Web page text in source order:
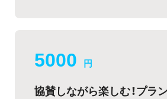
5000 円
協賛しながら楽しむ！プラ